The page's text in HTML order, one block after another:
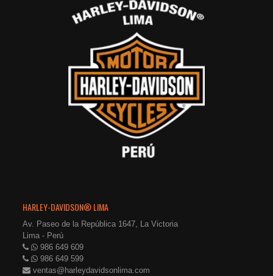
HARLEY-DAVIDSON® LIMA
Av. Paseo de la República 1647, La Victoria
Lima - Perú
986 649 609
986 649 599
ventas@harleydavidsonlima.com